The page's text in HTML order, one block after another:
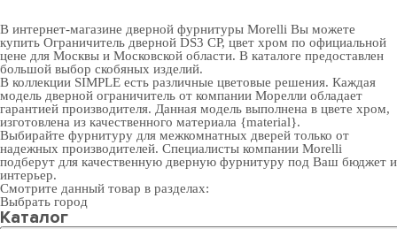
В интернет-магазине дверной фурнитуры Morelli Вы можете
купить Ограничитель дверной DS3 CP, цвет хром по официальной
цене для Москвы и Московской области. В каталоге предоставлен
большой выбор скобяных изделий.
В коллекции SIMPLE есть различные цветовые решения. Каждая
модель дверной ограничитель от компании Морелли обладает
гарантией производителя. Данная модель выполнена в цвете хром,
изготовлена из качественного материала {material}.
Выбирайте фурнитуру для межкомнатных дверей только от
надежных производителей. Специалисты компании Morelli
подберут для качественную дверную фурнитуру под Ваш бюджет и
интерьер.
Смотрите данный товар в разделах:
Выбрать город
Каталог